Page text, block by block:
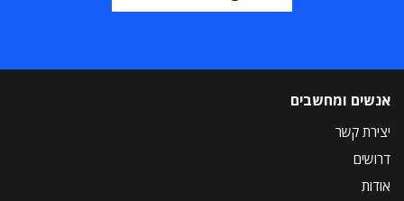
אנשים ומחשבים
יצירת קשר
דרושים
אודות